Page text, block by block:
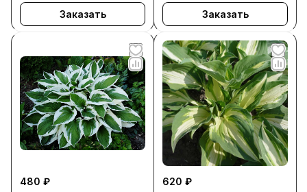
Заказать Заказать
480 ₽ 620 ₽